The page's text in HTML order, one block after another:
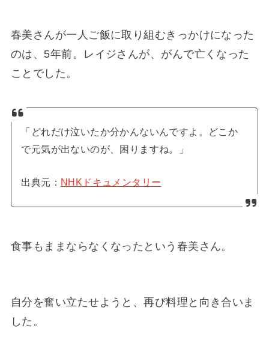
春美さんが一人ご飯に取り組むきっかけになった
のは、5年前。レイジさんが、がんで亡くなった
ことでした。
「どれだけ泣いたか分かんないんですよ。どこか
で元気が出ないのが、困りますね。」
出典元： NHKドキュメンタリー
食事もままならなくなったという春美さん。
自分を奮い立たせようと、再び料理と向き合いま
した。